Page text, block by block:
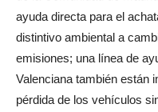
ayuda directa para el
distintivo ambiental a
emisiones; una línea de
Valenciana también están
pérdida de los vehículos